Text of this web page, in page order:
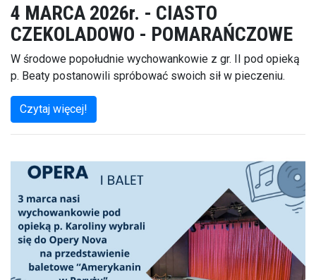
4 MARCA 2026r. - CIASTO
CZEKOLADOWO - POMARAŃCZOWE
W środowe popołudnie wychowankowie z gr. II pod opieką
p. Beaty postanowili spróbować swoich sił w pieczeniu.
Czytaj więcej!